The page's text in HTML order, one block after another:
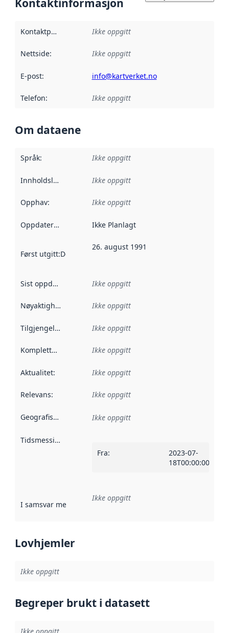
Kontaktinformasjon
Kontaktpunkt Ikke oppgitt
Nettside: Ikke oppgitt
E-post: info@kartverket.no
Telefon: Ikke oppgitt
Om dataene
Språk: Ikke oppgitt
Innholdsleverandører :
Ikke oppgitt
Opphav: Ikke oppgitt
Oppdateringsfrekvens :
Ikke Planlagt
Først utgitt:Denne datoen sier når dataene i dette
26. august 1991
Sist oppdatert Ikke oppgitt
Nøyaktighet Ikke oppgitt
Tilgjengelighet Ikke oppgitt
Kompletthet Ikke oppgitt
Aktualitet: Ikke oppgitt
Relevans: Ikke oppgitt
Geografisk avgrensning :
Ikke oppgitt
Tidsmessig avgrensning
Fra:
2023-07-
18T00:00:00Z
I samsvar med Referanse til en implementasjonsregel
Ikke oppgitt
Lovhjemler
Ikke oppgitt
Begreper brukt i datasett
Ikke oppgitt